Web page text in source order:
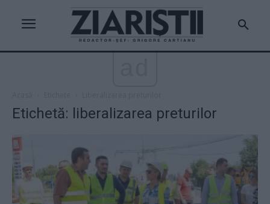
Etichetă: liberalizarea preturilor